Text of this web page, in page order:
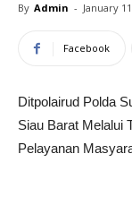
By Admin - January
Facebook
Ditpolairud Polda
Siau Barat Melalui
Pelayanan